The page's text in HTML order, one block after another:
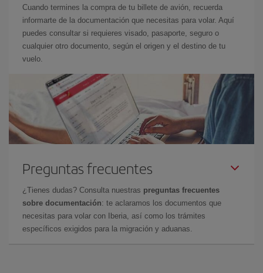
Cuando termines la compra de tu billete de avión, recuerda
informarte de la documentación que necesitas para volar. Aquí
puedes consultar si requieres visado, pasaporte, seguro o
cualquier otro documento, según el origen y el destino de tu
vuelo.
Preguntas frecuentes
¿Tienes dudas? Consulta nuestras preguntas frecuentes
sobre documentación: te aclaramos los documentos que
necesitas para volar con Iberia, así como los trámites
específicos exigidos para la migración y aduanas.